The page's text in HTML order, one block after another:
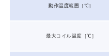
動作温度範囲［℃］
最大コイル温度［℃］